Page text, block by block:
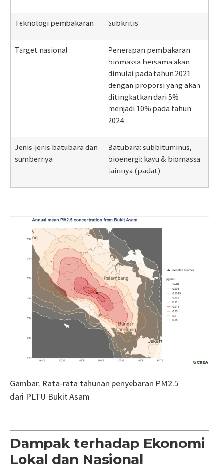
Teknologi pembakaran Subkritis
Target nasional
Penerapan pembakaran
biomassa bersama akan
dimulai pada tahun 2021
dengan proporsi yang akan
ditingkatkan dari 5%
menjadi 10% pada tahun
2024
Jenis-jenis batubara dan
sumbernya
Batubara: subbituminus,
bioenergi: kayu & biomassa
lainnya (padat)
Gambar. Rata-rata tahunan penyebaran PM2.5
dari PLTU Bukit Asam
Dampak terhadap Ekonomi
Lokal dan Nasional